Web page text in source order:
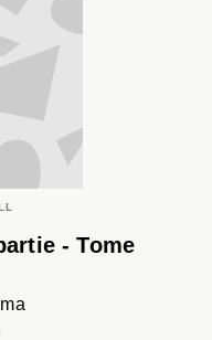
- Tome